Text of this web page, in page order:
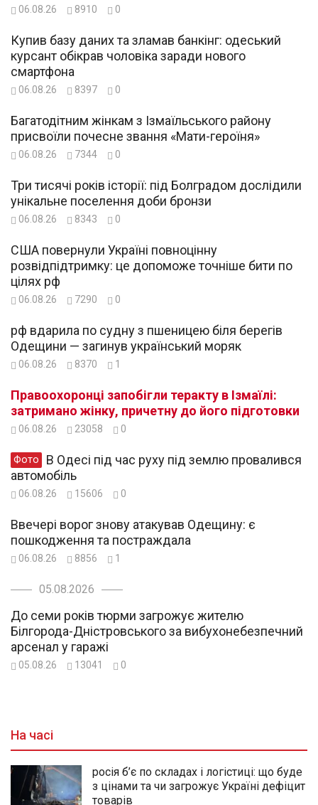
06.08.26 8910 0
Купив базу даних та зламав банкінг: одеський
курсант обікрав чоловіка заради нового
смартфона
06.08.26 8397 0
Багатодітним жінкам з Ізмаїльського району
присвоїли почесне звання «Мати-героїня»
06.08.26 7344 0
Три тисячі років історії: під Болградом дослідили
унікальне поселення доби бронзи
06.08.26 8343 0
США повернули Україні повноцінну
розвідпідтримку: це допоможе точніше бити по
цілях рф
06.08.26 7290 0
рф вдарила по судну з пшеницею біля берегів
Одещини — загинув український моряк
06.08.26 8370 1
Правоохоронці запобігли теракту в Ізмаїлі:
затримано жінку, причетну до його підготовки
06.08.26 23058 0
Фото
автомобіль
06.08.26 15606 0
Ввечері ворог знову атакував Одещину: є
пошкодження та постраждала
06.08.26 8856 1
05.08.2026
До семи років тюрми загрожує жителю
Білгорода-Дністровського за вибухонебезпечний
арсенал у гаражі
05.08.26 13041 0
На часі
росія б’є по складах і логістиці: що буде
з цінами та чи загрожує Україні дефіцит
товарів